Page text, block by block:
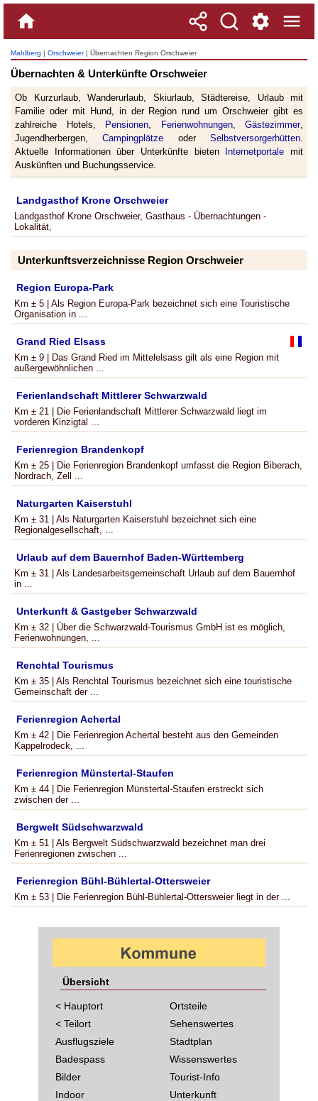
Mahlberg | Orschweier| Übernachten Region Orschweier
Übernachten & Unterkünfte Orschweier
Ob Kurzurlaub, Wanderurlaub, Skiurlaub, Städtereise, Urlaub mit
Familie oder mit Hund, in der Region rund um Orschweier gibt es
zahlreiche Hotels,
Pensionen, Ferienwohnungen, Gästezimmer,
Jugendherbergen,Campingplätze oderSelbstversorgerhütten.
Aktuelle Informationen über Unterkünfte bieten
Internetportale mit
Auskünften und Buchungsservice.
Landgasthof Krone Orschweier
Landgasthof Krone Orschweier, Gasthaus - Übernachtungen -
Lokalität,
Unterkunftsverzeichnisse Region Orschweier
Region Europa-Park
Km ± 5 | Als Region Europa-Park bezeichnet sich eine Touristische
Organisation in ...
Grand Ried Elsass
Km ± 9 | Das Grand Ried im Mittelelsass gilt als eine Region mit
außergewöhnlichen ...
Ferienlandschaft Mittlerer Schwarzwald
Km ± 21 | Die Ferienlandschaft Mittlerer Schwarzwald liegt im
vorderen Kinzigtal ...
Ferienregion Brandenkopf
Km ± 25 | Die Ferienregion Brandenkopf umfasst die Region Biberach,
Nordrach, Zell ...
Naturgarten Kaiserstuhl
Km ± 31 | Als Naturgarten Kaiserstuhl bezeichnet sich eine
Regionalgesellschaft, ...
Urlaub auf dem Bauernhof Baden-Württemberg
Km ± 31 | Als Landesarbeitsgemeinschaft Urlaub auf dem Bauernhof
in ...
Unterkunft & Gastgeber Schwarzwald
Km ± 32 | Über die Schwarzwald-Tourismus GmbH ist es möglich,
Ferienwohnungen, ...
Renchtal Tourismus
Km ± 35 | Als Renchtal Tourismus bezeichnet sich eine touristische
Gemeinschaft der ...
Ferienregion Achertal
Km ± 42 | Die Ferienregion Achertal besteht aus den Gemeinden
Kappelrodeck, ...
Ferienregion Münstertal-Staufen
Km ± 44 | Die Ferienregion Münstertal-Staufen erstreckt sich
zwischen der ...
Bergwelt Südschwarzwald
Km ± 51 | Als Bergwelt Südschwarzwald bezeichnet man drei
Ferienregionen zwischen ...
Ferienregion Bühl-Bühlertal-Ottersweier
Km ± 53 | Die Ferienregion Bühl-Bühlertal-Ottersweier liegt in der ...
Übersicht
< Hauptort
< Teilort
Ausflugsziele
Badespass
Bilder
Indoor
Ortsteile
Sehenswertes
Stadtplan
Wissenswertes
Tourist-Info
Unterkunft